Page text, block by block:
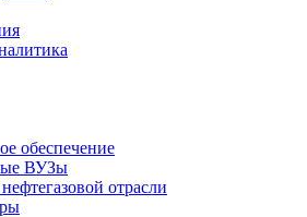
обеспечение
ВУЗы
отрасли